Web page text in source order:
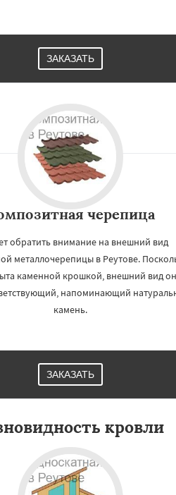
ЗАКАЗАТЬ
черепица
обратить внимание на внешний вид
металлочерепицы в Реутове.
каменной крошкой, внешний вид
напоминающий
камень.
ЗАКАЗАТЬ
кровли